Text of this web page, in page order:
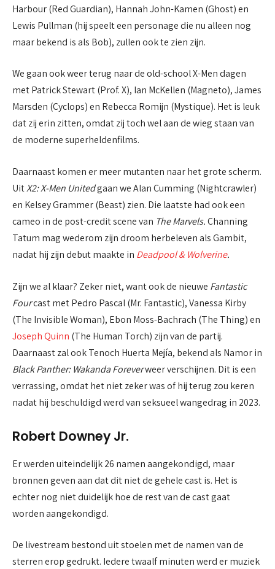
Harbour (Red Guardian), Hannah John-Kamen (Ghost) en
Lewis Pullman (hij speelt een personage die nu alleen nog
maar bekend is als Bob), zullen ook te zien zijn.
We gaan ook weer terug naar de old-school X-Men dagen
met Patrick Stewart (Prof. X), Ian McKellen (Magneto), James
Marsden (Cyclops) en Rebecca Romijn (Mystique). Het is leuk
dat zij erin zitten, omdat zij toch wel aan de wieg staan van
de moderne superheldenfilms.
Daarnaast komen er meer mutanten naar het grote scherm.
UitX2: X-Men Unitedgaan we Alan Cumming (Nightcrawler)
en Kelsey Grammer (Beast) zien. Die laatste had ook een
cameo in de post-credit scene van The Marvels.Channing
Tatum mag wederom zijn droom herbeleven als Gambit,
nadat hij zijn debut maakte in Deadpool & Wolverine.
Zijn we al klaar? Zeker niet, want ook de nieuwe Fantastic
Fourcast met Pedro Pascal (Mr. Fantastic), Vanessa Kirby
(The Invisible Woman), Ebon Moss-Bachrach (The Thing) en
Joseph Quinn (The Human Torch) zijn van de partij.
Daarnaast zal ook Tenoch Huerta Mejía, bekend als Namor in
Black Panther: Wakanda Foreverweer verschijnen. Dit is een
verrassing, omdat het niet zeker was of hij terug zou keren
nadat hij beschuldigd werd van seksueel wangedrag in 2023.
Robert Downey Jr.
Er werden uiteindelijk 26 namen aangekondigd, maar
bronnen geven aan dat dit niet de gehele cast is. Het is
echter nog niet duidelijk hoe de rest van de cast gaat
worden aangekondigd.
De livestream bestond uit stoelen met de namen van de
sterren erop gedrukt. Iedere twaalf minuten werd er muziek